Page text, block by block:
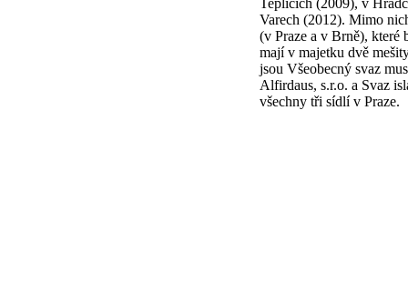
Teplicích (2009), v
Varech (2012). Mimo
(v Praze a v Brně), které
mají v majetku dvě
jsou Všeobecný svaz
Alfirdaus, s.r.o. a Svaz
všechny tři sídlí v Praze.